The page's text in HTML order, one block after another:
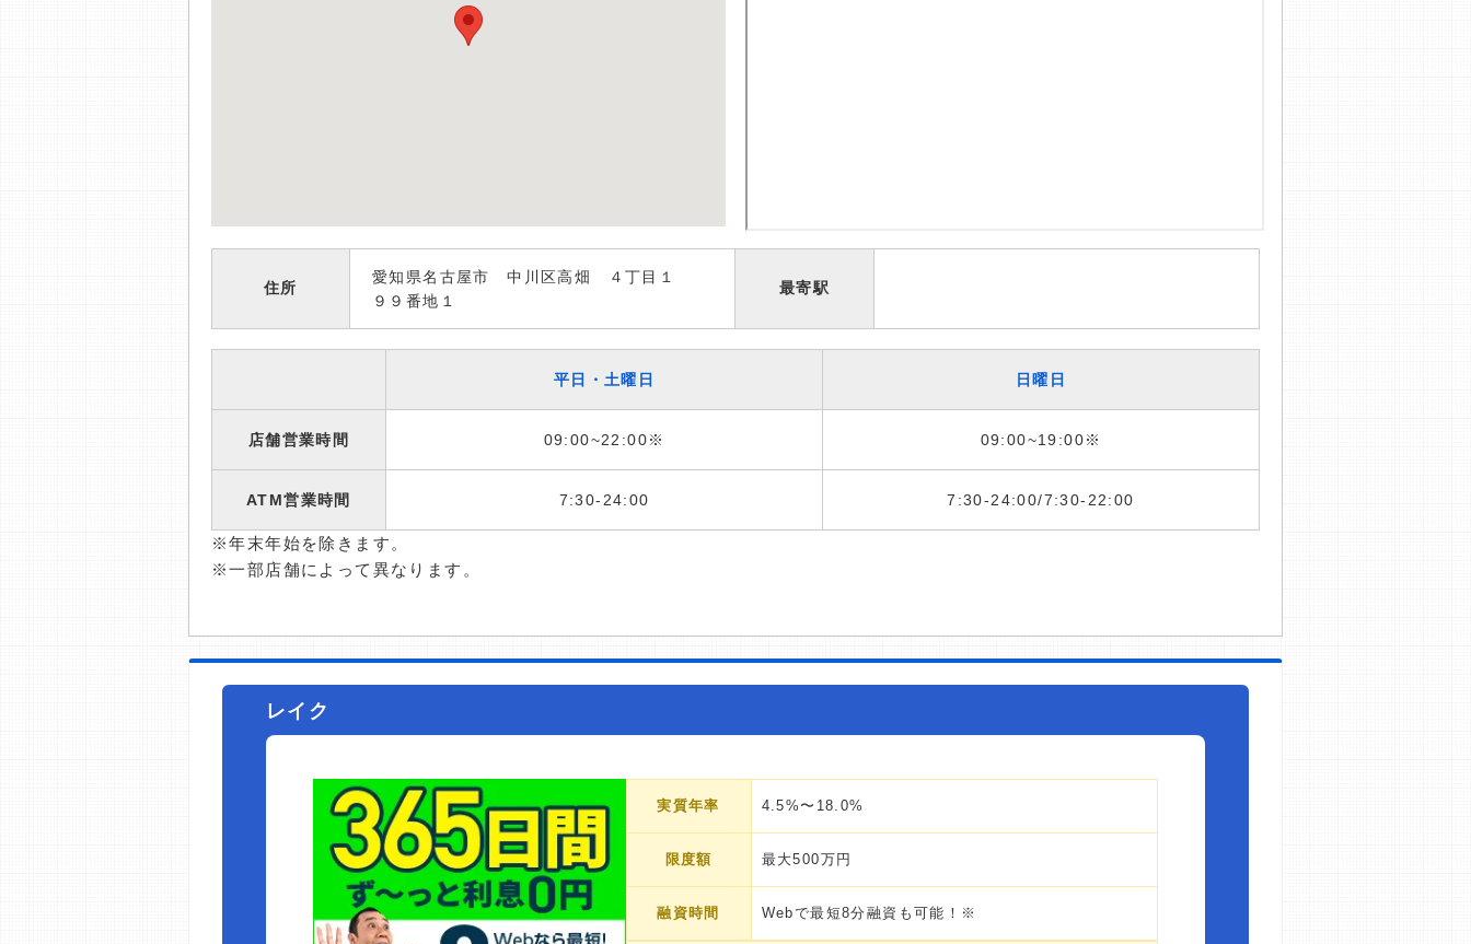
住所
愛知県名古屋市 中川区高畑 ４丁目１
９９番地１
最寄駅
平日・土曜日 日曜日
店舗営業時間 09:00~22:00※ 09:00~19:00※
ATM営業時間 7:30-24:00 7:30-24:00/7:30-22:00
※年末年始を除きます。
※一部店舗によって異なります。
レイク
実質年率 4.5%〜18.0%
限度額 最大500万円
融資時間 Webで最短8分融資も可能！※